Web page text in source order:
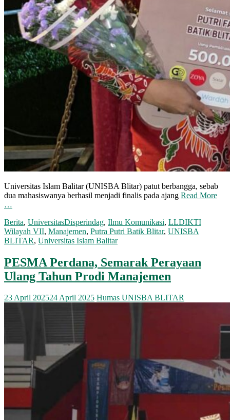
Universitas Islam Balitar (UNISBA Blitar) patut berbangga, sebab
dua mahasiswanya berhasil menjadi finalis pada ajang Read More
…
Berita, UniversitasDisperindag, Ilmu Komunikasi, LLDIKTI
Wilayah VII, Manajemen, Putra Putri Batik Blitar, UNISBA
BLITAR, Universitas Islam Balitar
PESMA Perdana, Semarak Perayaan
Ulang Tahun Prodi Manajemen
23 April 202524 April 2025 Humas UNISBA BLITAR